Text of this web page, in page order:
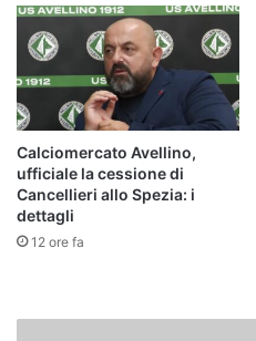
Calciomercato Avellino,
ufficiale la cessione di
Cancellieri allo Spezia: i
dettagli
12 ore fa